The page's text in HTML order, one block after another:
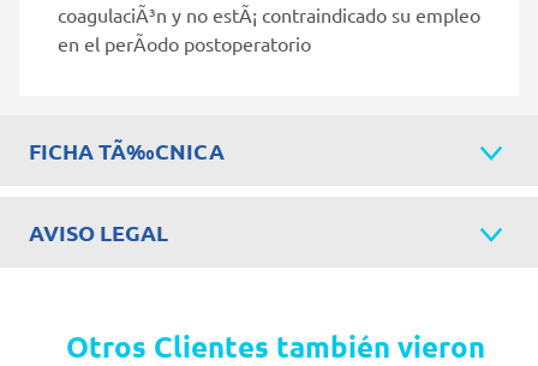
coagulaciÃ³n y no estÃ¡ contraindicado su empleo
en el perÃ­odo postoperatorio
FICHA TÃ‰CNICA
AVISO LEGAL
Otros Clientes también vieron